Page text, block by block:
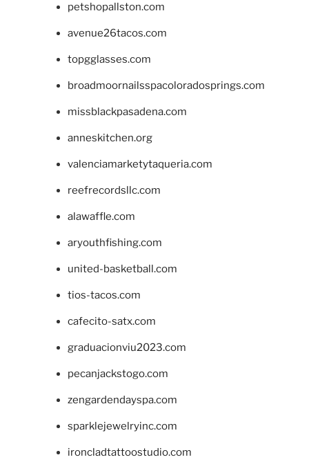
petshopallston.com
avenue26tacos.com
topgglasses.com
broadmoornailsspacoloradosprings.com
missblackpasadena.com
anneskitchen.org
valenciamarketytaqueria.com
reefrecordsllc.com
alawaffle.com
aryouthfishing.com
united-basketball.com
tios-tacos.com
cafecito-satx.com
graduacionviu2023.com
pecanjackstogo.com
zengardendayspa.com
sparklejewelryinc.com
ironcladtattoostudio.com